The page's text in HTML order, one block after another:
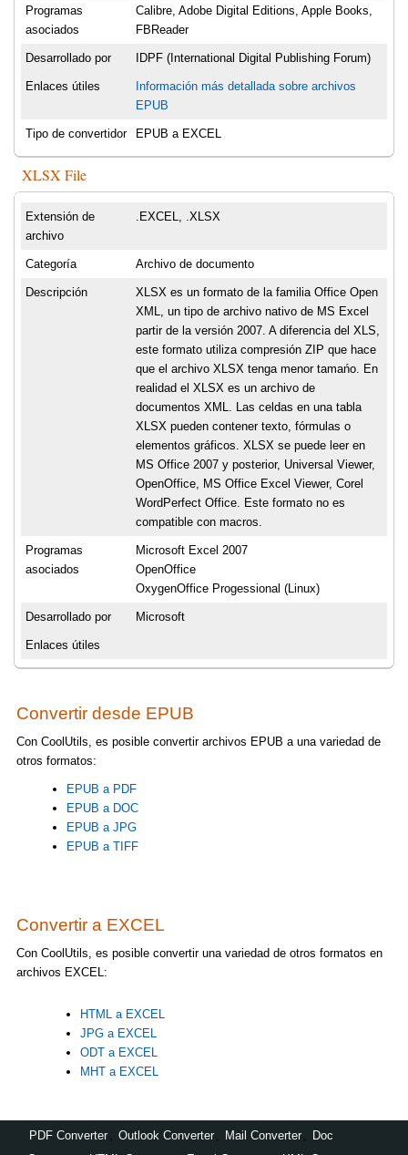
Programas
asociados
Calibre, Adobe Digital Editions, Apple Books,
FBReader
Desarrollado por IDPF (International Digital Publishing Forum)
Enlaces útiles
Información más detallada sobre archivos
EPUB
Tipo de convertidor EPUB a EXCEL
XLSX File
Extensión de
archivo
.EXCEL, .XLSX
Categoría Archivo de documento
Descripción
XLSX es un formato de la familia Office Open
XML, un tipo de archivo nativo de MS Excel
partir de la versión 2007. A diferencia del XLS,
este formato utiliza compresión ZIP que hace
que el archivo XLSX tenga menor tamańo. En
realidad el XLSX es un archivo de
documentos XML. Las celdas en una tabla
XLSX pueden contener texto, fórmulas o
elementos gráficos. XLSX se puede leer en
MS Office 2007 y posterior, Universal Viewer,
OpenOffice, MS Office Excel Viewer, Corel
WordPerfect Office. Este formato no es
compatible con macros.
Programas
asociados
Microsoft Excel 2007
OpenOffice
OxygenOffice Progessional (Linux)
Desarrollado por Microsoft
Enlaces útiles
Convertir desde EPUB
Con CoolUtils, es posible convertir archivos EPUB a una variedad de
otros formatos:
EPUB a PDF
EPUB a DOC
EPUB a JPG
EPUB a TIFF
Convertir a EXCEL
Con CoolUtils, es posible convertir una variedad de otros formatos en
archivos EXCEL:
HTML a EXCEL
JPG a EXCEL
ODT a EXCEL
MHT a EXCEL
PDF Converter Outlook Converter Mail Converter
Doc